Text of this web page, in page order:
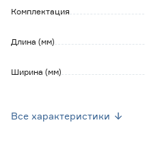
(приобретаются отдельно).
Комплектация
Длина (мм)
Ширина (мм)
Все характеристики